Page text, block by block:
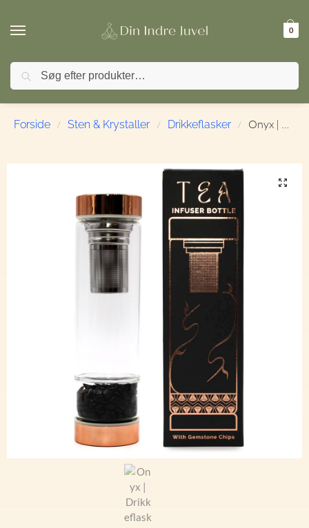
0
🚚 FRI FRAGT ved køb over 499,- | ⭐ TrustPilot 4,9 / 5
Forside / Sten & Krystaller / Drikkeflasker / Onyx | Drikkeflaske med krystaller | Varm & Kold | 500 ml.